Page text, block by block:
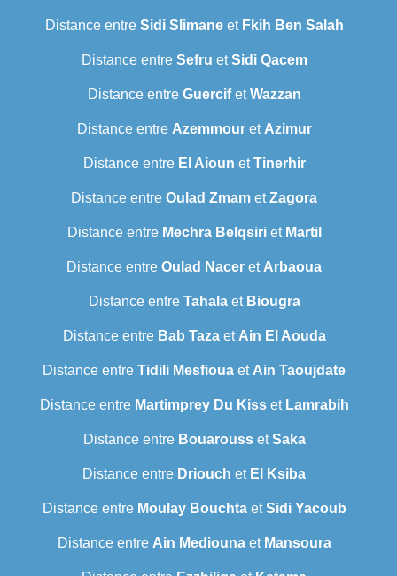
Distance entre Sidi Slimaneet Fkih Ben Salah
Distance entre Sefru etSidi Qacem
Distance entre GuercifetWazzan
Distance entre Azemmouret Azimur
Distance entre El Aioun etTinerhir
Distance entre Oulad Zmam etZagora
Distance entre Mechra Belqsiriet Martil
Distance entre Oulad Nacer et Arbaoua
Distance entre Tahalaet Biougra
Distance entre Bab Tazaet Ain El Aouda
Distance entre Tidili Mesfioua et Ain Taoujdate
Distance entre Martimprey Du Kisset Lamrabih
Distance entre BouaroussetSaka
Distance entre Driouch et El Ksiba
Distance entre Moulay BouchtaetSidi Yacoub
Distance entre Ain Mediounaet Mansoura